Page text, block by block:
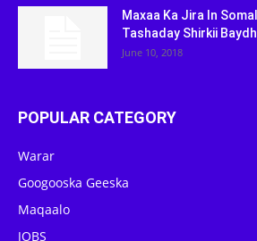
Maxaa Ka Jira In
Tashaday Shirkii
June 10, 2018
POPULAR CATEGORY
Warar
Googooska Geeska
Maqaalo
JOBS